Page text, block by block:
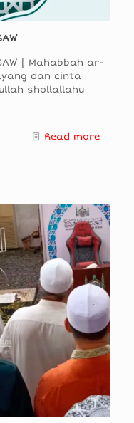
| Mahabbah ar-
dan cinta
shollallahu
Read more